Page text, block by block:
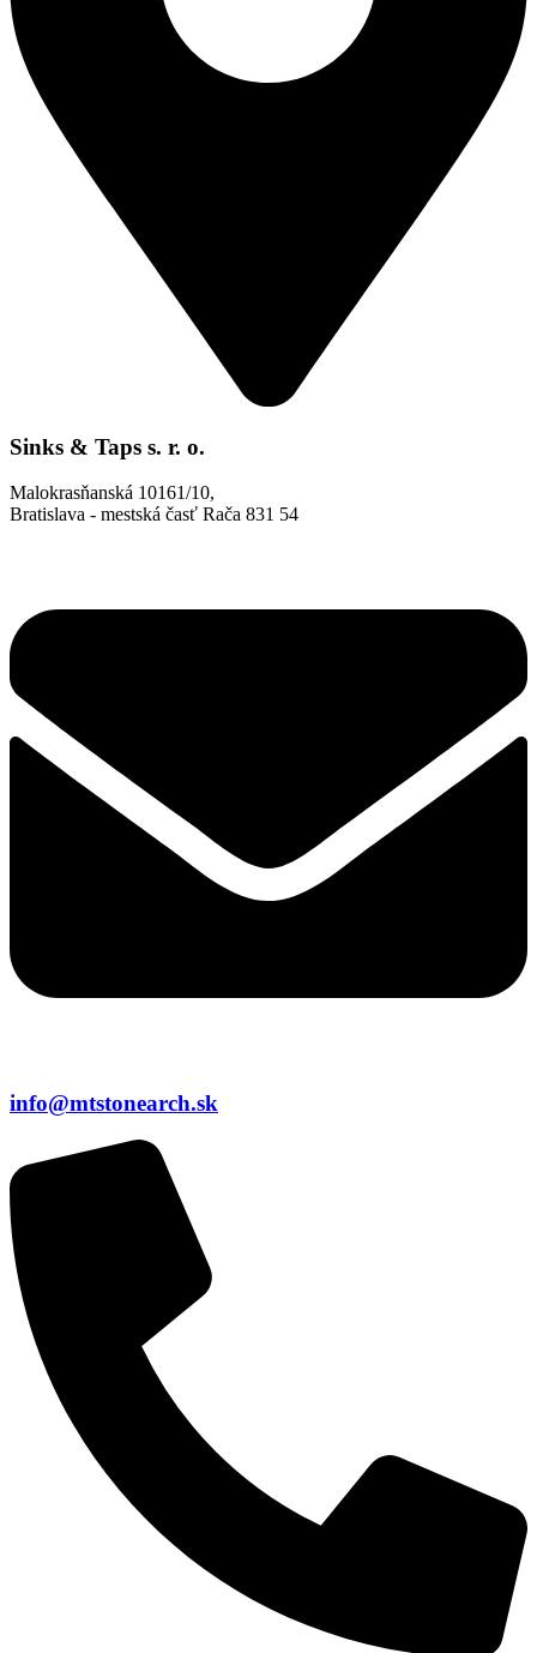
Sinks & Taps s. r. o.
Malokrasňanská 10161/10,
Bratislava - mestská časť Rača 831 54
info@mtstonearch.sk